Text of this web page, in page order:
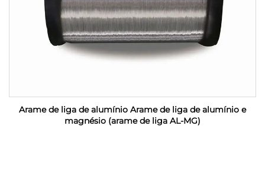
Arame de liga de alumínio Arame de liga de alumínio e
magnésio (arame de liga AL-MG)